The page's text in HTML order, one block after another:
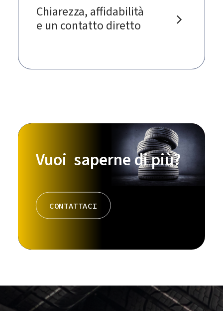
Chiarezza, affidabilità
e un contatto diretto
Vuoi saperne di più?
CONTATTACI